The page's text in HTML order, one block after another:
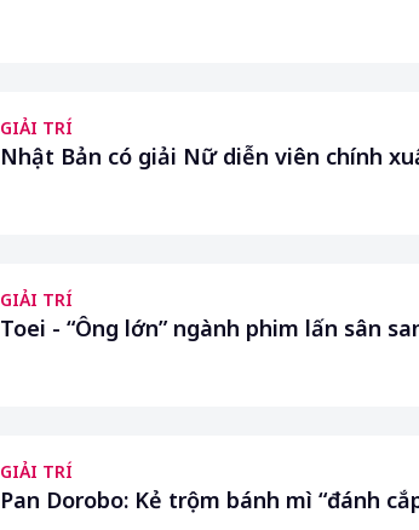
GIẢI TRÍ
Nhật Bản có giải Nữ diễn viên chính
GIẢI TRÍ
Toei - “Ông lớn” ngành phim lấn sân
GIẢI TRÍ
Pan Dorobo: Kẻ trộm bánh mì “đánh